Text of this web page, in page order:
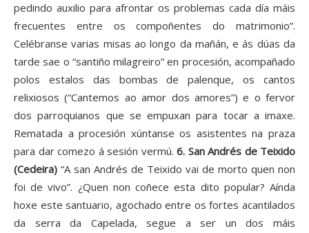
pedindo auxilio para afrontar os problemas cada día máis
frecuentes entre os compoñentes do matrimonio”.
Celébranse varias misas ao longo da mañán, e ás dúas da
tarde sae o “santiño milagreiro” en procesión, acompañado
polos estalos das bombas de palenque, os cantos
relixiosos (“Cantemos ao amor dos amores”) e o fervor
dos parroquianos que se empuxan para tocar a imaxe.
Rematada a procesión xúntanse os asistentes na praza
para dar comezo á sesión vermú. 6. San Andrés de Teixido
(Cedeira) “A san Andrés de Teixido vai de morto quen non
foi de vivo”. ¿Quen non coñece esta dito popular? Aínda
hoxe este santuario, agochado entre os fortes acantilados
da serra da Capelada, segue a ser un dos máis